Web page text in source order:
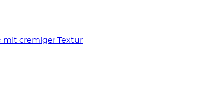
mit cremiger Textur